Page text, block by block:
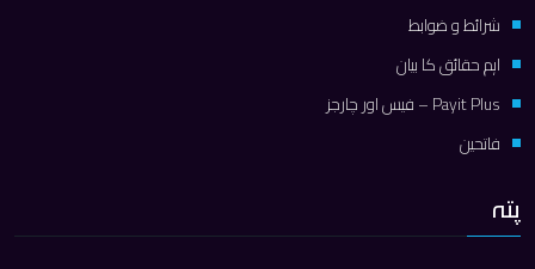
شرائط و ضوابط
اہم حقائق کا بیان
Payit Plus – فیس اور چارجز
فاتحین
پتہ